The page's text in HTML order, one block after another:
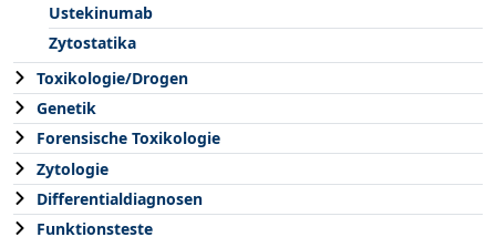
Ustekinumab
Zytostatika
Toxikologie/Drogen
Genetik
Forensische Toxikologie
Zytologie
Differentialdiagnosen
Funktionsteste